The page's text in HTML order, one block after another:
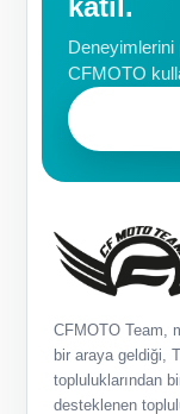
katıl.
Deneyimlerini
CFMOTO
CFMOTO Team,
bir araya geldiği,
topluluklarından
desteklenen